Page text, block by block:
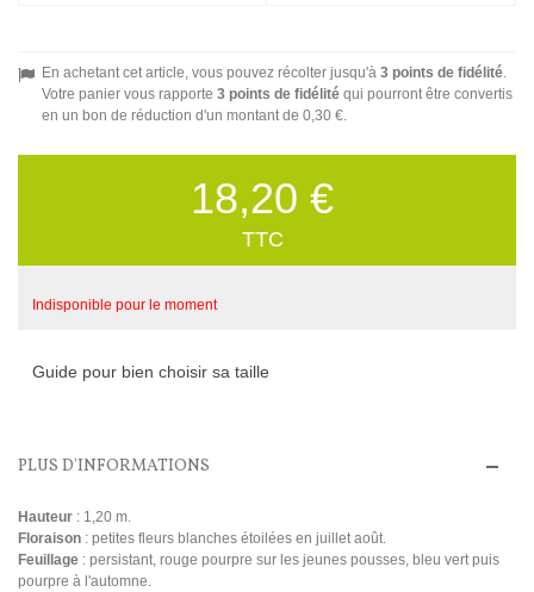
En achetant cet article, vous pouvez récolter jusqu'à 3 points de fidélité.
Votre panier vous rapporte 3 points de fidélité qui pourront être convertis
en un bon de réduction d'un montant de 0,30 €.
18,20 €
TTC
Indisponible pour le moment
Guide pour bien choisir sa taille
PLUS D'INFORMATIONS
Hauteur : 1,20 m.
Floraison : petites fleurs blanches étoilées en juillet août.
Feuillage : persistant, rouge pourpre sur les jeunes pousses, bleu vert puis
pourpre à l'automne.